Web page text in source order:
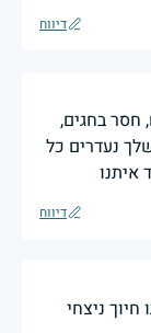
דיווח
חסר בחגים,
נעדרים כל
איתנו
דיווח
ניצחי